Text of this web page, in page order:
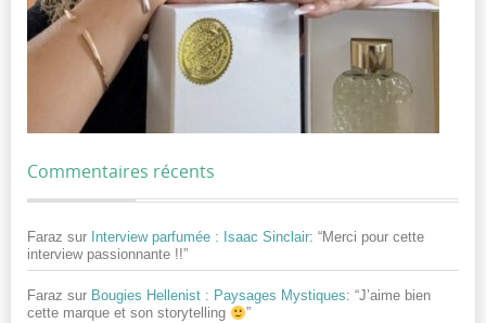
Commentaires récents
Faraz sur Interview parfumée : Isaac Sinclair: “Merci pour cette
interview passionnante !!”
Faraz sur Bougies Hellenist : Paysages Mystiques: “J’aime bien
cette marque et son storytelling
”